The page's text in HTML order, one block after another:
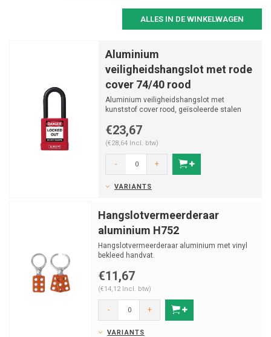
ALLES IN DE WINKELWAGEN
Aluminium
veiligheidshangslot met rode
cover 74/40 rood
Aluminium veiligheidshangslot met
kunststof cover rood, geïsoleerde stalen
€23,67
(€28,64 Incl. btw)
- +
VARIANTS
Hangslotvermeerderaar
aluminium H752
Hangslotvermeerderaar aluminium met vinyl
bekleed handvat.
€11,67
(€14,12 Incl. btw)
- +
VARIANTS